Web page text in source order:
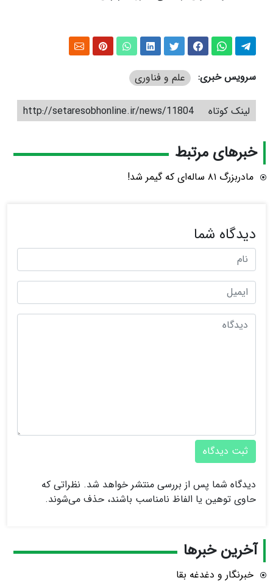
سرویس خبری: علم و فناوری
لینک کوتاه http://setaresobhonline.ir/news/11804
خبرهای مرتبط
مادربزرگ ۸۱ ساله‌ای که گیمر شد!
دیدگاه شما
ثبت دیدگاه
دیدگاه شما پس از بررسی منتشر خواهد شد. نظراتی که
حاوی توهین یا الفاظ نامناسب باشند، حذف می‌شوند.
آخرین خبرها
خبرنگار و دغدغه بقا